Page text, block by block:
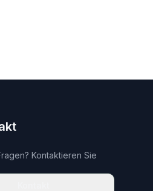
Kontaktieren Sie